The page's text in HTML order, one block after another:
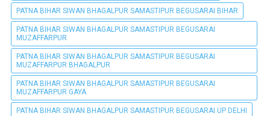
PATNA BIHAR SIWAN BHAGALPUR SAMASTIPUR BEGUSARAI BIHAR
PATNA BIHAR SIWAN BHAGALPUR SAMASTIPUR BEGUSARAI
MUZAFFARPUR
PATNA BIHAR SIWAN BHAGALPUR SAMASTIPUR BEGUSARAI
MUZAFFARPUR BHAGALPUR
PATNA BIHAR SIWAN BHAGALPUR SAMASTIPUR BEGUSARAI
MUZAFFARPUR GAYA
PATNA BIHAR SIWAN BHAGALPUR SAMASTIPUR BEGUSARAI UP DELHI